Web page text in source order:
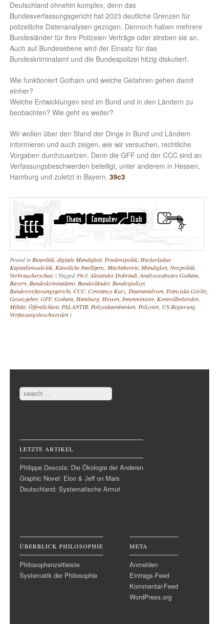
Deutschland ohnehin komplex, denn das
Bundesverfassungsgericht hat 2023 deutliche Grenzen für
polizeiliche Datenanalysen gezogen. Dennoch haben mehrere
Bundesländer für ihre Polizeien Verträge oder streben sie an.
Auch auf Bundesebene wird der Einsatz für das
Bundeskriminalamt und die Bundespolizei hitzig diskutiert.
Wie funktioniert Gotham und welche Gefahren gehen damit
einher?
Welche Entwicklungen sind im Bund und in den Ländern zu
beobachten? Wie geht es weiter?
Wir wollen über den Stand der Dinge in Bund und Ländern
informieren und auch zeigen, wie wir versuchen, rechtliche
Vorgaben durchzusetzen. Denn die GFF und der CCC sind an
Verfassungsbeschwerden beteiligt, unter anderem in Hessen,
Hamburg und zuletzt in Bayern. 39c3
Posted in Biopolitik digitale Mündigkeit, Friedenspolitk Hackerkultur,
Kapitalismuskritik Künstliche Intelligenz Machttheorie Mündigkeit, Netzpolitik
Verbraucherschutz | Tagged 39c3 Alexander Dobrindt, Analysesoftware Gotham
Bayern Bundeskriminalamt, Bundesländer, Bundespolizei,
Bundesverfassungsgericht, CCC, Constanze Kurz Datenanalysen Franziska Görlitz
Gesetzgeber, GFF, Gotham Hamburg Hessen Innenminister, Kontrollbehörden
Militär, Öffentlichkeit, PALANTIR Polizeidatenbanken Polizeien US-Regierung
Verfassungsbeschwerden |
Post navigation
Search
LETZTE ARTIKEL
Philippe Descola: Die Ökologie der Anderen
Graphic Novel: Elon & Jeff on Mars
Deutschland: Systematische Armut
ÜBERBLICK PHILOSOPHIE
Philosophenzeitleiste
Systematik der Philosophie
META
Anmelden
Eintrags-Feed
Kommentar-Feed
WordPress.org